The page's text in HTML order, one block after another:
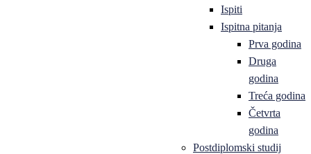
Ispiti
Ispitna pitanja
Prva godina
Druga
godina
Treća godina
Četvrta
godina
Postdiplomski studij